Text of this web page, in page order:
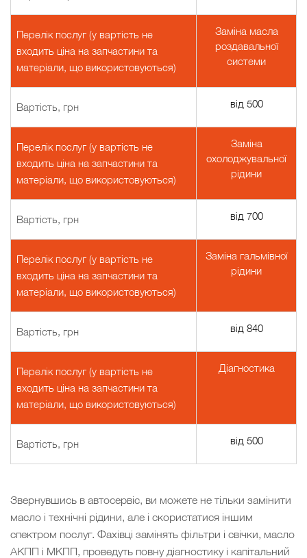
Перелік послуг (у вартість не
входить ціна на запчастини та
матеріали, що використовуються)
Заміна масла
роздавальної
системи
Вартість, грн від 500
Перелік послуг (у вартість не
входить ціна на запчастини та
матеріали, що використовуються)
Заміна
охолоджувальної
рідини
Вартість, грн від 700
Перелік послуг (у вартість не
входить ціна на запчастини та
матеріали, що використовуються)
Заміна гальмівної
рідини
Вартість, грн від 840
Перелік послуг (у вартість не
входить ціна на запчастини та
матеріали, що використовуються)
Діагностика
Вартість, грн від 500
Звернувшись в автосервіс, ви можете не тільки замінити
масло і технічні рідини, але і скористатися іншим
спектром послуг. Фахівці замінять фільтри і свічки, масло
АКПП і МКПП, проведуть повну діагностику і капітальний